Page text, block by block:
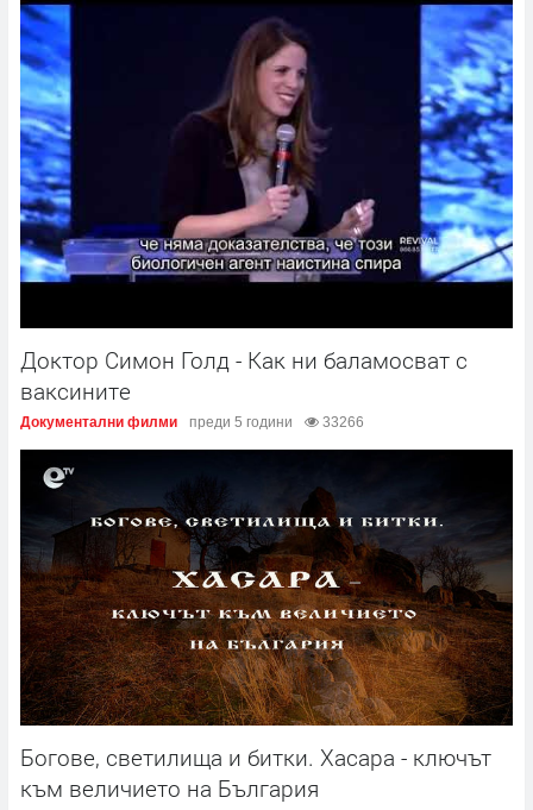
Доктор Симон Голд - Как ни баламосват с
ваксините
Документални филми преди 5 години 33266
Богове, светилища и битки. Хасара - ключът
към величието на България